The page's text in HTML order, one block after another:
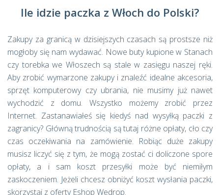
Ile idzie paczka z Włoch do Polski?
Zakupy za granicą w dzisiejszych czasach są prostsze niż
mogłoby się nam wydawać. Nowe buty kupione w Stanach
czy torebka we Włoszech są stale w zasięgu naszej ręki.
Aby zrobić wymarzone zakupy i znaleźć idealne akcesoria,
sprzęt komputerowy czy ubrania, nie musimy już nawet
wychodzić z domu. Wszystko możemy zrobić przez
Internet. Zastanawiałeś się kiedyś nad wysyłką paczki z
zagranicy? Główną trudnością są tutaj różne opłaty, cło czy
czas oczekiwania na zamówienie. Robiąc duże zakupy
musisz liczyć się z tym, że mogą zostać ci doliczone spore
opłaty, a i sam koszt przesyłki może być niemiłym
zaskoczeniem. Jeżeli chcesz obniżyć koszt wysłania paczki,
skorzystaj z oferty Eshop Wedrop.